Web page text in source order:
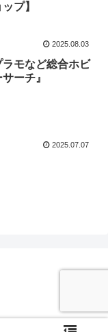
プ】
2025.08.03
モなど総合ホビ
ーチ』
2025.07.07